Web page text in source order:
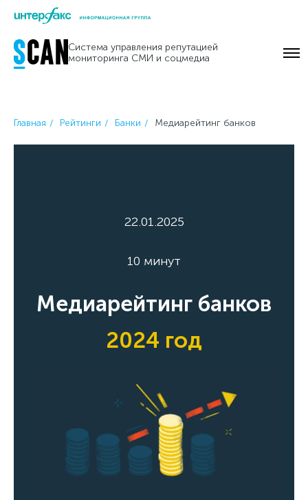
Skip
content
Система управления репутацией
мониторинга СМИ и соцмедиа
Главная Рейтинги Банки Медиарейтинг банков
22.01.2025
10 минут
Медиарейтинг банков
2024 год